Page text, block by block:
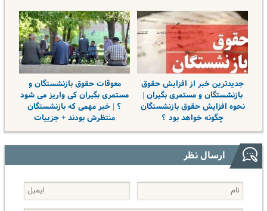
جدیدترین خبر از افزایش حقوق
بازنشستگان و مستمری بگیران |
نحوه افزایش حقوق بازنشستگان
چگونه خواهد بود ؟
معوقات حقوق بازنشستگان و
مستمری بگیران کی واریز می شود
؟ | خبر مهمی که بازنشستگان
منتظرش بودند + جزییات
ارسال نظر